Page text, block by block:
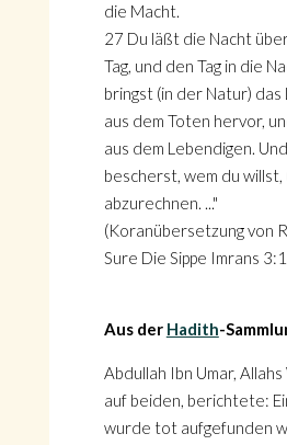
die Macht.
27 Du läßt die Nacht
Tag, und den Tag in die
bringst (in der Natur) das
aus dem Toten hervor,
aus dem Lebendigen.
bescherst, wem du
abzurechnen. ..."
(Koranübersetzung von
Sure Die Sippe Imrans
Aus der Hadith-
Abdullah Ibn Umar,
auf beiden, berichtete:
wurde tot aufgefunden